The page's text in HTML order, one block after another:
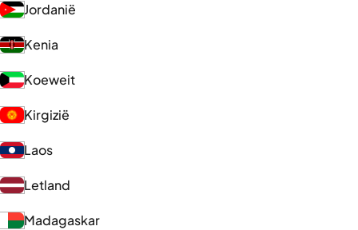
Jordanië
Kenia
Koeweit
Kirgizië
Laos
Letland
Madagaskar